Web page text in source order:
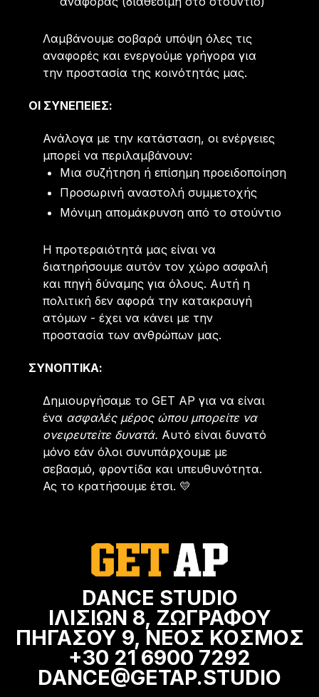
Λαμβάνουμε σοβαρά υπόψη όλες τις
αναφορές και ενεργούμε γρήγορα για
την προστασία της κοινότητάς μας.
ΟΙ ΣΥΝΈΠΕΙΕΣ:
Ανάλογα με την κατάσταση, οι ενέργειες
μπορεί να περιλαμβάνουν:
Μια συζήτηση ή επίσημη προειδοποίηση
Προσωρινή αναστολή συμμετοχής
Μόνιμη απομάκρυνση από το στούντιο
Η προτεραιότητά μας είναι να
διατηρήσουμε αυτόν τον χώρο ασφαλή
και πηγή δύναμης για όλους. Αυτή η
πολιτική δεν αφορά την κατακραυγή
ατόμων - έχει να κάνει με την
προστασία των ανθρώπων μας.
ΣΥΝΟΠΤΙΚΑ:
Δημιουργήσαμε το GET AP για να είναι
ένα ασφαλές μέρος ώπου μπορείτε να
ονειρευτείτε δυνατά. Αυτό είναι δυνατό
μόνο εάν όλοι συνυπάρχουμε με
σεβασμό, φροντίδα και υπευθυνότητα.
Ας το κρατήσουμε έτσι. 💛
DANCE STUDIO
ΙΛΙΣΙΩΝ 8, ΖΩΓΡΑΦΟΥ
ΠΗΓΑΣΟΥ 9, ΝΕΟΣ ΚΟΣΜΟΣ
+30 21 6900 7292
DANCE@GETAP.STUDIO